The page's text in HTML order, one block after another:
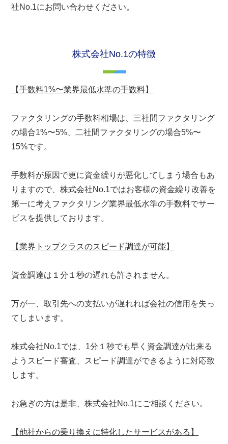
社No.1にお問い合わせください。
株式会社No.1の特徴
【手数料1%〜業界最低水準の手数料】
ファクタリングの手数料相場は、三社間ファクタリング
の場合1%〜5%、二社間ファクタリングの場合5%〜
15%です。
手数料が原因で更に資金繰りが悪化してしまう場合もあ
りますので、株式会社No.1ではお客様の資金繰り改善を
第一に考えファクタリング業界最低水準の手数料でサー
ビスを提供しております。
【業界トップクラスのスピード調達が可能】
資金調達は１分１秒の遅れも許されません。
万が一、取引先への支払いが遅れれば会社の信用を失っ
てしまいます。
株式会社No.1では、1分１秒でも早く資金調達が出来る
ようスピード審査、スピード調達ができるように対応致
します。
お急ぎの方は是非、株式会社No.1にご相談ください。
【他社からの乗り換えに特化したサービスがある】